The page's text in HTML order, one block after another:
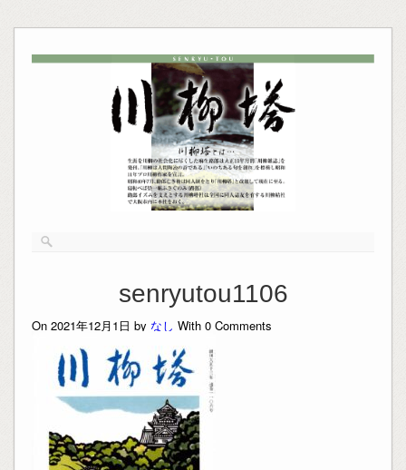
senryutou1106
On 2021年12月1日 by なし With 0Comments